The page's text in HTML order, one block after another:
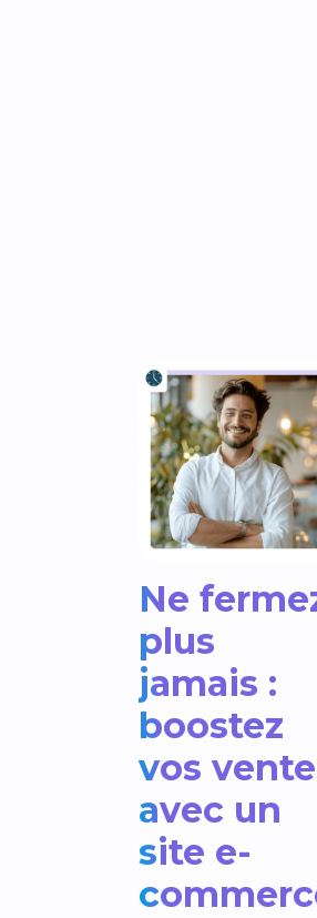
Ne
plus
jamais :
boostez
vos
avec un
site e-